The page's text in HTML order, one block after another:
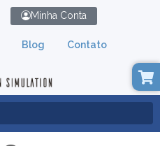
Blog Contato
Minha Conta